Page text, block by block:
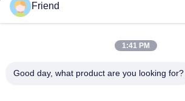
त्वरित लिंक
हमारे बारे में
फैक्टरी यात्रा
गुणवत्ता नियंत्रण
Friend
1:41 PM
Good day, what product are you looking for?